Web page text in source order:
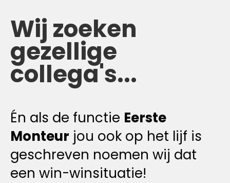
Wij zoeken
gezellige
collega's...
Én als de functie Eerste
Monteur jou ook op het lijf is
geschreven noemen wij dat
een win-winsituatie!